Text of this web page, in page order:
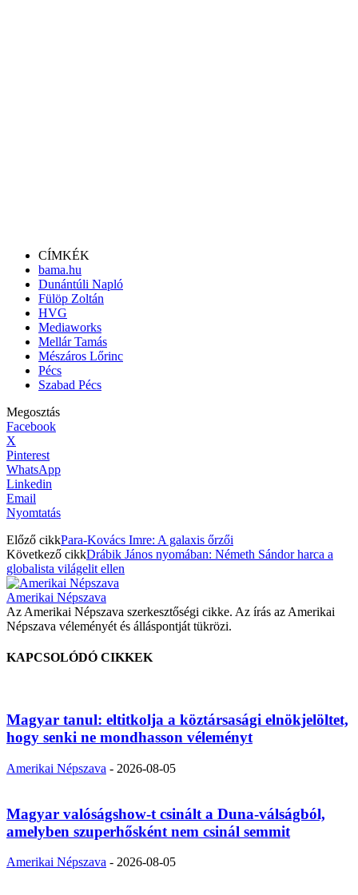
CÍMKÉK
bama.hu
Dunántúli Napló
Fülöp Zoltán
HVG
Mediaworks
Mellár Tamás
Mészáros Lőrinc
Pécs
Szabad Pécs
Megosztás
Facebook
X
Pinterest
WhatsApp
Linkedin
Email
Nyomtatás
Előző cikkPara-Kovács Imre: A galaxis őrzői
Következő cikkDrábik János nyomában: Németh Sándor harca a
globalista világelit ellen
Amerikai Népszava
Az Amerikai Népszava szerkesztőségi cikke. Az írás az Amerikai
Népszava véleményét és álláspontját tükrözi.
KAPCSOLÓDÓ CIKKEK
Magyar tanul: eltitkolja a köztársasági elnökjelöltet,
hogy senki ne mondhasson véleményt
Amerikai Népszava - 2026-08-05
Magyar valóságshow-t csinált a Duna-válságból,
amelyben szuperhősként nem csinál semmit
Amerikai Népszava - 2026-08-05